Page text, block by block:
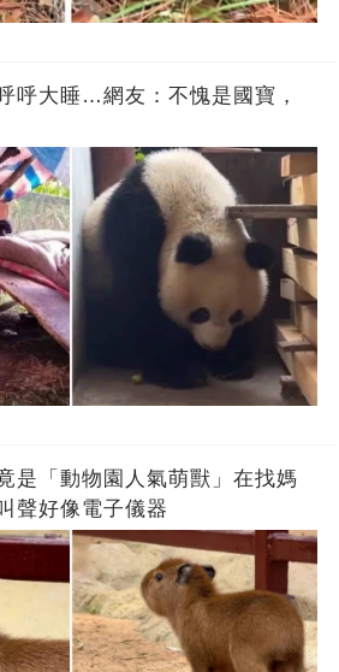
呼大睡…網友：不愧是國寶，
是「動物園人氣萌獸」在找媽
聲好像電子儀器